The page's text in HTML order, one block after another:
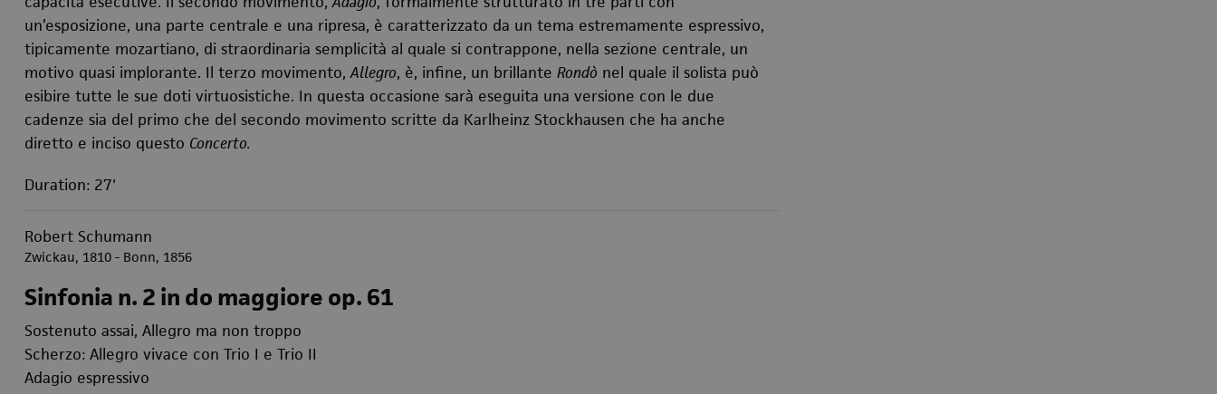
un’esposizione, una parte centrale e una ripresa, è caratterizzato da un tema estremamente espressivo,
tipicamente mozartiano, di straordinaria semplicità al quale si contrappone, nella sezione centrale, un
motivo quasi implorante. Il terzo movimento,Allegro, è, infine, un brillante Rondò nel quale il solista può
esibire tutte le sue doti virtuosistiche. In questa occasione sarà eseguita una versione con le due
cadenze sia del primo che del secondo movimento scritte da Karlheinz Stockhausen che ha anche
diretto e inciso questo Concerto.
Duration: 27'
Robert Schumann
Zwickau, 1810 - Bonn, 1856
Sinfonia n. 2 in do maggiore op. 61
Sostenuto assai, Allegro ma non troppo
Scherzo: Allegro vivace con Trio I e Trio II
Adagio espressivo